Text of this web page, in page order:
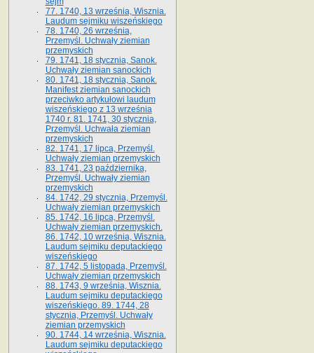
77. 1740, 13 września, Wisznia.
Laudum sejmiku wiszeńskiego
78. 1740, 26 września,
Przemyśl. Uchwały ziemian
przemyskich
79. 1741, 18 stycznia, Sanok.
Uchwały ziemian sanockich
80. 1741, 18 stycznia, Sanok.
Manifest ziemian sanockich
przeciwko artykułowi laudum
wiszeńskiego z 13 wrze­śnia
1740 r. 81. 1741, 30 stycznia,
Przemyśl. Uchwała ziemian
przemyskich
82. 1741, 17 lipca, Przemyśl.
Uchwały ziemian przemyskich
83. 1741, 23 października,
Przemyśl. Uchwały ziemian
przemyskich
84. 1742, 29 stycznia, Przemyśl.
Uchwały ziemian przemyskich
85. 1742, 16 lipca, Przemyśl.
Uchwały ziemian przemyskich.
86. 1742, 10 września, Wisznia.
Laudum sejmiku deputackiego
wiszeńskiego
87. 1742, 5 listopada, Przemyśl.
Uchwały ziemian przemyskich
88. 1743, 9 września, Wisznia.
Laudum sejmiku deputackiego
wiszeńskiego. 89. 1744, 28
stycznia, Przemyśl. Uchwały
ziemian przemyskich
90. 1744, 14 września, Wisznia.
Laudum sejmiku deputackiego